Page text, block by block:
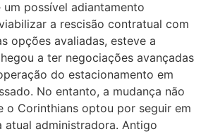
um possível adiantamento
a rescisão contratual com
opções avaliadas, esteve a
a ter negociações avançadas
do estacionamento em
No entanto, a mudança não
o Corinthians optou por seguir em
administradora. Antigo